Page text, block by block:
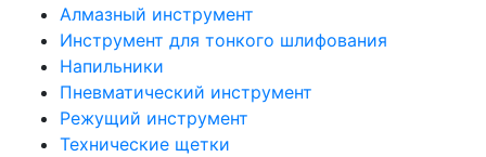
Алмазный инструмент
Инструмент для тонкого шлифования
Напильники
Пневматический инструмент
Режущий инструмент
Технические щетки